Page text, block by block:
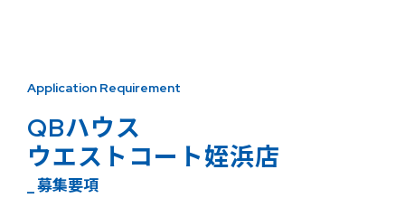
Application Requirement
QBハウス
ウエストコート姪浜店
_ 募集要項